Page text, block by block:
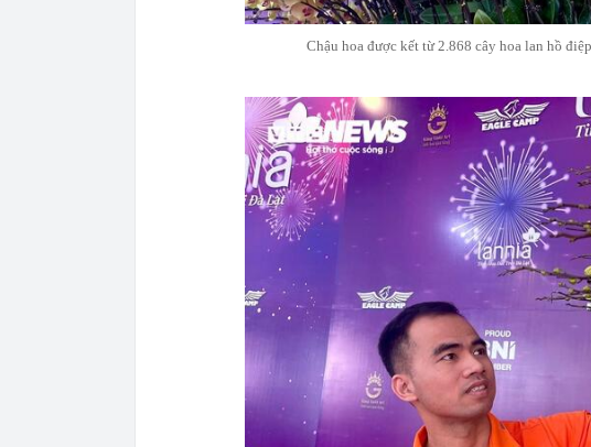
Chậu hoa được kết từ 2.868 cây hoa lan hồ